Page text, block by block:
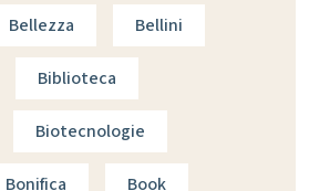
Bellezza Bellini
Biblioteca
Biotecnologie
Bonifica Book